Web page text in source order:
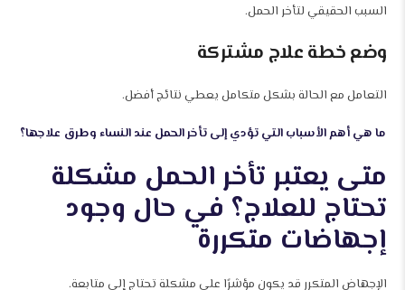
السبب الحقيقي لتأخر الحمل.
وضع خطة علاج مشتركة
التعامل مع الحالة بشكل متكامل يعطي نتائج أفضل.
ما هي أهم الأسباب التي تؤدي إلى تأخر الحمل عند النساء وطرق علاجها؟
متى يعتبر تأخر الحمل مشكلة
تحتاج للعلاج؟ في حال وجود
إجهاضات متكررة
الإجهاض المتكرر قد يكون مؤشرًا على مشكلة تحتاج إلى متابعة.